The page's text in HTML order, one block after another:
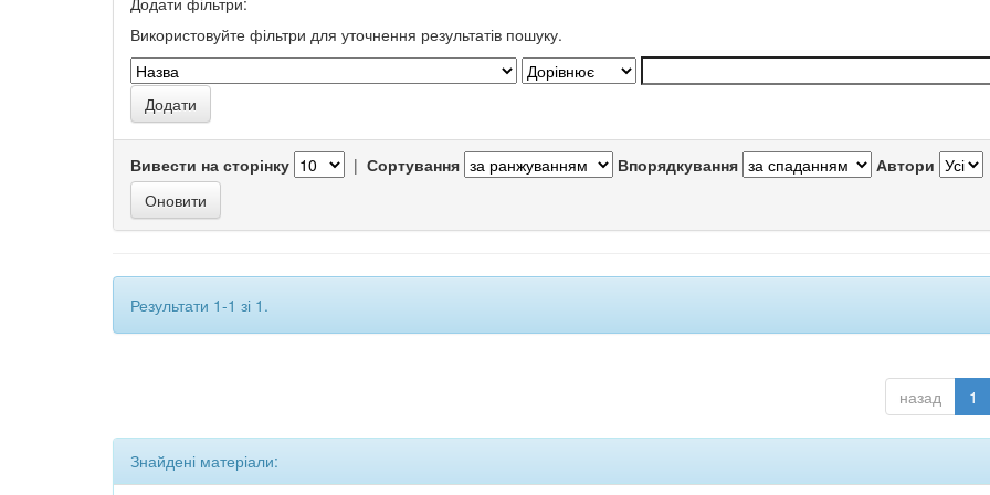
Використовуйте фільтри для уточнення результатів пошуку.
Вивести на сторінку | Сортування Впорядкування Автори
Результати 1-1 зі 1.
назад 1
Знайдені матеріали: